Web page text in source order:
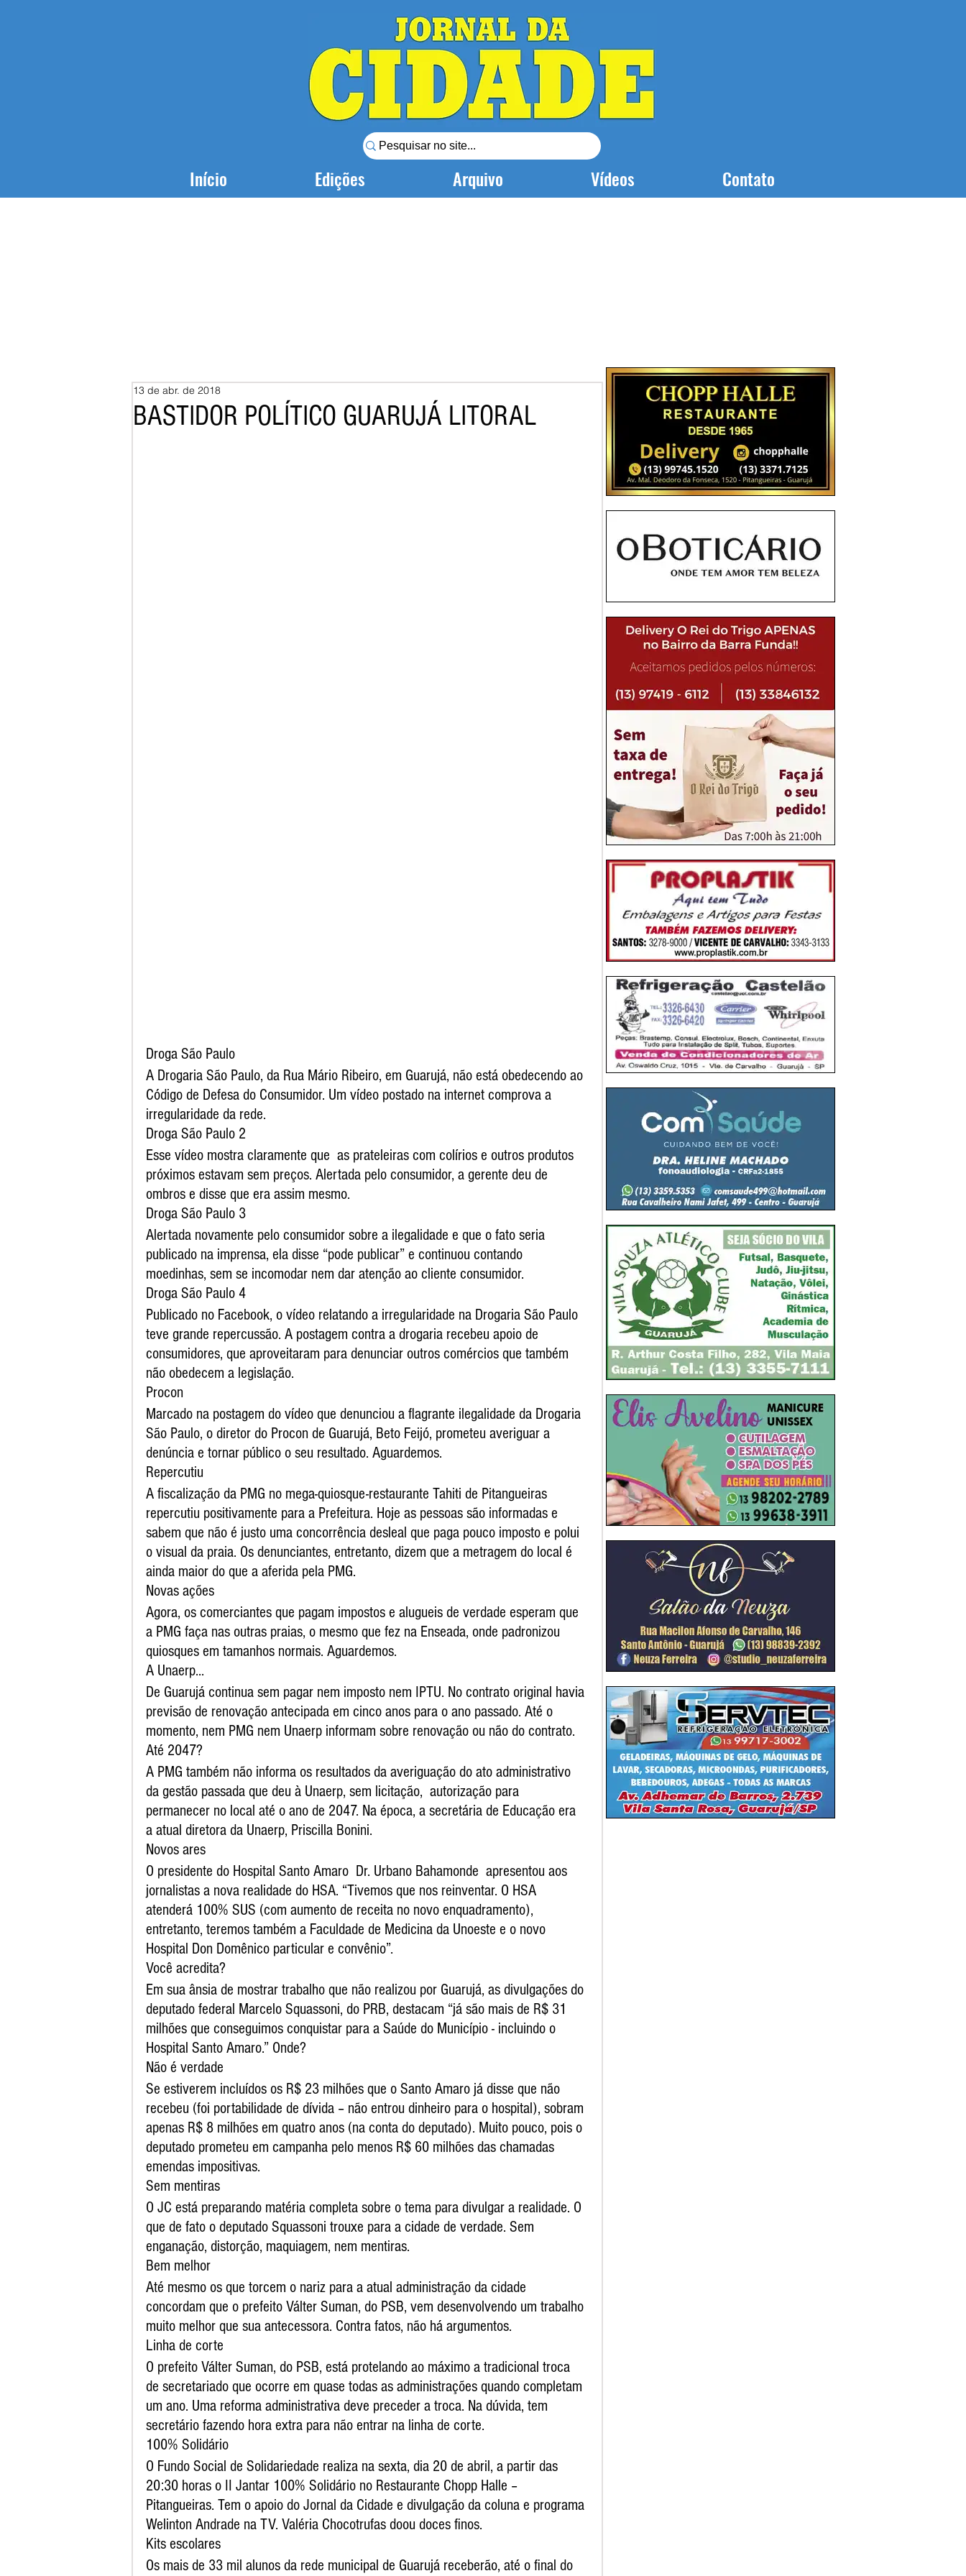
Início Edições Arquivo Vídeos Contato
BASTIDOR POLÍTICO GUARUJÁ LITORAL
13 de abr. de 2018
Droga São Paulo
A Drogaria São Paulo, da Rua Mário Ribeiro, em Guarujá, não está obedecendo ao
Código de Defesa do Consumidor. Um vídeo postado na internet comprova a
irregularidade da rede.
Droga São Paulo 2
Esse vídeo mostra claramente que  as prateleiras com colírios e outros produtos
próximos estavam sem preços. Alertada pelo consumidor, a gerente deu de
ombros e disse que era assim mesmo.
Droga São Paulo 3
Alertada novamente pelo consumidor sobre a ilegalidade e que o fato seria
publicado na imprensa, ela disse “pode publicar” e continuou contando
moedinhas, sem se incomodar nem dar atenção ao cliente consumidor.
Droga São Paulo 4
Publicado no Facebook, o vídeo relatando a irregularidade na Drogaria São Paulo
teve grande repercussão. A postagem contra a drogaria recebeu apoio de
consumidores, que aproveitaram para denunciar outros comércios que também
não obedecem a legislação.
Procon
Marcado na postagem do vídeo que denunciou a flagrante ilegalidade da Drogaria
São Paulo, o diretor do Procon de Guarujá, Beto Feijó, prometeu averiguar a
denúncia e tornar público o seu resultado. Aguardemos.
Repercutiu
A fiscalização da PMG no mega-quiosque-restaurante Tahiti de Pitangueiras
repercutiu positivamente para a Prefeitura. Hoje as pessoas são informadas e
sabem que não é justo uma concorrência desleal que paga pouco imposto e polui
o visual da praia. Os denunciantes, entretanto, dizem que a metragem do local é
ainda maior do que a aferida pela PMG.
Novas ações
Agora, os comerciantes que pagam impostos e alugueis de verdade esperam que
a PMG faça nas outras praias, o mesmo que fez na Enseada, onde padronizou
quiosques em tamanhos normais. Aguardemos.
A Unaerp...
De Guarujá continua sem pagar nem imposto nem IPTU. No contrato original havia
previsão de renovação antecipada em cinco anos para o ano passado. Até o
momento, nem PMG nem Unaerp informam sobre renovação ou não do contrato.
Até 2047?
A PMG também não informa os resultados da averiguação do ato administrativo
da gestão passada que deu à Unaerp, sem licitação,  autorização para
permanecer no local até o ano de 2047. Na época, a secretária de Educação era
a atual diretora da Unaerp, Priscilla Bonini.
Novos ares
O presidente do Hospital Santo Amaro  Dr. Urbano Bahamonde  apresentou aos
jornalistas a nova realidade do HSA. “Tivemos que nos reinventar. O HSA
atenderá 100% SUS (com aumento de receita no novo enquadramento),
entretanto, teremos também a Faculdade de Medicina da Unoeste e o novo
Hospital Don Domênico particular e convênio”.
Você acredita?
Em sua ânsia de mostrar trabalho que não realizou por Guarujá, as divulgações do
deputado federal Marcelo Squassoni, do PRB, destacam “já são mais de R$ 31
milhões que conseguimos conquistar para a Saúde do Município - incluindo o
Hospital Santo Amaro.” Onde?
Não é verdade
Se estiverem incluídos os R$ 23 milhões que o Santo Amaro já disse que não
recebeu (foi portabilidade de dívida – não entrou dinheiro para o hospital), sobram
apenas R$ 8 milhões em quatro anos (na conta do deputado). Muito pouco, pois o
deputado prometeu em campanha pelo menos R$ 60 milhões das chamadas
emendas impositivas.
Sem mentiras
O JC está preparando matéria completa sobre o tema para divulgar a realidade. O
que de fato o deputado Squassoni trouxe para a cidade de verdade. Sem
enganação, distorção, maquiagem, nem mentiras.
Bem melhor
Até mesmo os que torcem o nariz para a atual administração da cidade
concordam que o prefeito Válter Suman, do PSB, vem desenvolvendo um trabalho
muito melhor que sua antecessora. Contra fatos, não há argumentos.
Linha de corte
O prefeito Válter Suman, do PSB, está protelando ao máximo a tradicional troca
de secretariado que ocorre em quase todas as administrações quando completam
um ano. Uma reforma administrativa deve preceder a troca. Na dúvida, tem
secretário fazendo hora extra para não entrar na linha de corte.
100% Solidário
O Fundo Social de Solidariedade realiza na sexta, dia 20 de abril, a partir das
20:30 horas o II Jantar 100% Solidário no Restaurante Chopp Halle –
Pitangueiras. Tem o apoio do Jornal da Cidade e divulgação da coluna e programa
Welinton Andrade na TV. Valéria Chocotrufas doou doces finos.
Kits escolares
Os mais de 33 mil alunos da rede municipal de Guarujá receberão, até o final do